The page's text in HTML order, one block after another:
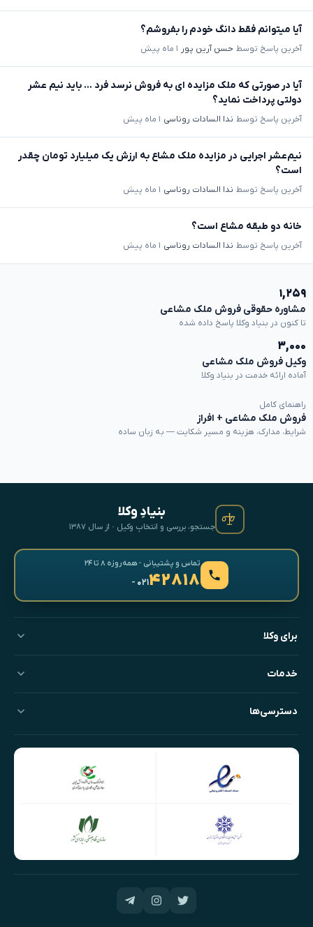
آیا میتوانم فقط دانگ خودم را بفروشم؟
آخرین پاسخ توسط حسن آرین پور ۱ ماه پیش
آیا در صورتی که ملک مزایده ای به فروش نرسد فرد ... باید نیم عشر
دولتی پرداخت نماید؟
آخرین پاسخ توسط ندا السادات روناسی ۱ ماه پیش
نیم‌عشر اجرایی در مزایده ملک مشاع به ارزش یک میلیارد تومان چقدر
است؟
آخرین پاسخ توسط ندا السادات روناسی ۱ ماه پیش
خانه دو طبقه مشاع است؟
آخرین پاسخ توسط ندا السادات روناسی ۱ ماه پیش
۱,۲۵۹
مشاوره حقوقی فروش ملک مشاعی
تا کنون در بنیاد وکلا پاسخ داده شده
۳,۰۰۰
وکیل فروش ملک مشاعی
آماده ارائه خدمت در بنیاد وکلا
راهنمای کامل
فروش ملک مشاعی + افراز
شرایط، مدارک، هزینه و مسیر شکایت — به زبان ساده
بنیادِ وکلا
جستجو، بررسی و انتخابِ وکیل · از سال ۱۳۸۷
تماس و پشتیبانی · همه‌روزه ۸ تا ۲۴
۴۲۸۱۸- ۰۲۱
برای وکلا
خدمات
دسترسی‌ها